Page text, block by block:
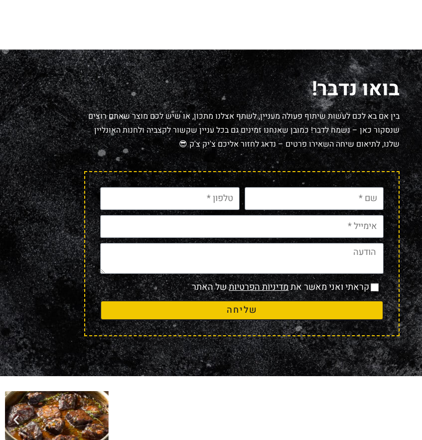
בואו נדבר!
בין אם בא לכם לעשות שיתוף פעולה מעניין, לשתף אצלנו מתכון, או שיש לכם מוצר שאתם רוצים
שנסקור כאן – נשמח לדבר! כמובן שאנחנו זמינים גם בכל עניין שקשור לקצביה ולחנות האונליין
שלנו, לתיאום שיחה השאירו פרטים – נדאג לחזור אליכם צ'יק צ'ק 😎
קראתי ואני מאשר אתמדיניות הפרטיותשל האתר
שליחה